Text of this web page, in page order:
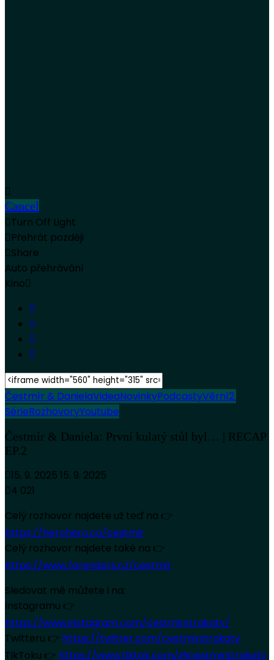
Cancel
Turn Off Light
Přehrát později
Share
Auto přehrávání
Kino
Čestmír & DanielaVideaNovinkyPodcastyVěrní2.
SérieRozhovoryYoutube
Čestmír & Daniela: První kulatý stůl byl… | RECAP
EP.2
15. 9. 2025 15. 9. 2025
4 021
Celý rozhovor najdete už teď na 👉
https://herohero.co/cestmir
Celý rozhovor najdete také na 👉
https://www.forendors.cz/cestmir
Sledovat mě můžete i na:
Instagramu 👉
https://www.instagram.com/cestmirstrakaty/
Twitteru 👉 https://twitter.com/cestmirstrakaty
TikToku 👉 https://www.tiktok.com/@cestmirstrakaty